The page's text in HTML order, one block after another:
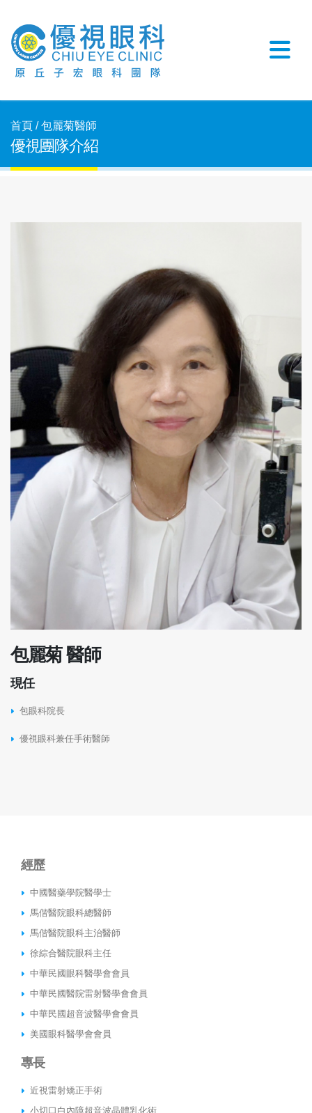
優視團隊介紹
首頁 / 包麗菊醫師
包麗菊 醫師
現任
包眼科院長
優視眼科兼任手術醫師
經歷
中國醫藥學院醫學士
馬偕醫院眼科總醫師
馬偕醫院眼科主治醫師
徐綜合醫院眼科主任
中華民國眼科醫學會會員
中華民國醫院雷射醫學會會員
中華民國超音波醫學會會員
美國眼科醫學會會員
專長
近視雷射矯正手術
小切口白內障超音波晶體乳化術